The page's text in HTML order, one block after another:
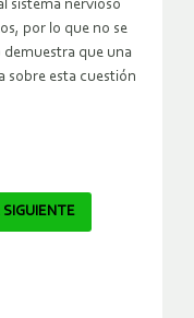
sistema nervioso
por lo que no se
demuestra que una
sobre esta cuestión